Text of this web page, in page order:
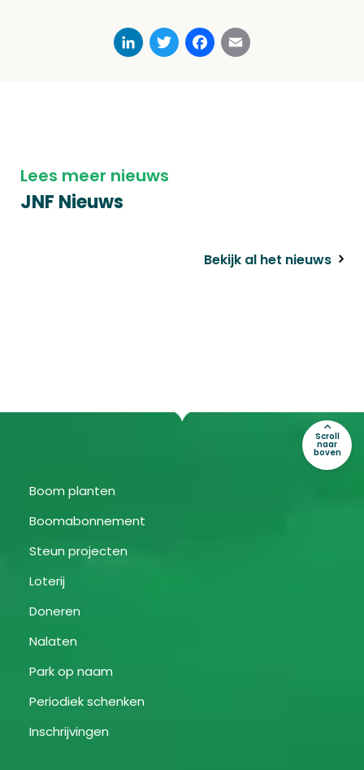
LinkedInTwitterFacebook
Lees meer nieuws
JNF Nieuws
Bekijk al het nieuws
Boom planten
Boomabonnement
Steun projecten
Loterij
Doneren
Nalaten
Park op naam
Periodiek schenken
Inschrijvingen
Scroll
naar
boven